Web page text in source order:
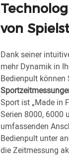
von
Dank seiner
mehr Dynamik in
Bedienpult können
Sport ist „Made in
Serien 8000, 6000
umfassenden
Bedienpult unter
die Zeitmessung